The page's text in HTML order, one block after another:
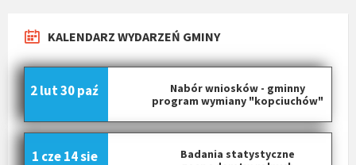
i
e
s
:
KALENDARZ WYDARZEŃ GMINY
Nabór wniosków - gminny
program wymiany "kopciuchów"
2 lut30 paź
Badania statystyczne
1 cze 14 sie